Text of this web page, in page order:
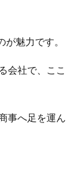
魅力です。
会社で、ここ
事へ足を運ん